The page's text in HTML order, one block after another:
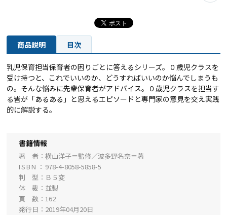
商品説明 目次
乳児保育担当保育者の困りごとに答えるシリーズ。０歳児クラスを
受け持つと、これでいいのか、どうすればいいのか悩んでしまうも
の。そんな悩みに先輩保育者がアドバイス。０歳児クラスを担当す
る皆が「あるある」と思えるエピソードと専門家の意見を交え実践
的に解説する。
書籍情報
著 者
横山洋子＝監修／波多野名奈＝著
ISBN
978-4-8058-5858-5
判 型
Ｂ５変
体 裁
並製
頁 数
162
発行日
2019年04月20日